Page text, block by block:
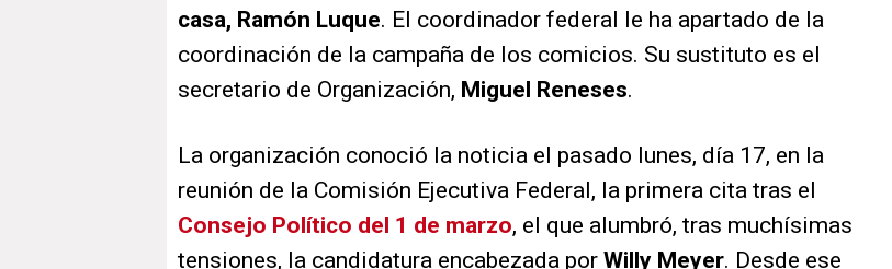
casa, Ramón Luque. El coordinador federal le ha apartado de la
coordinación de la campaña de los comicios. Su sustituto es el
secretario de Organización, Miguel Reneses.
La organización conoció la noticia el pasado lunes, día 17, en la
reunión de la Comisión Ejecutiva Federal, la primera cita tras el
Consejo Político del 1 de marzo, el que alumbró, tras muchísimas
tensiones, la candidatura encabezada por Willy Meyer. Desde ese